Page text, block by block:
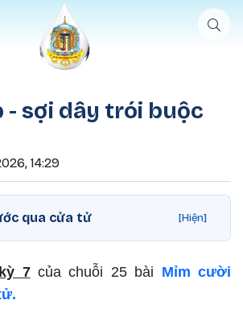
Nhảy đến nội dung
- sợi dây trói buộc
14:29
qua cửa tử [Hiện]
kỳ 7của chuỗi 25 bài Mỉm cười